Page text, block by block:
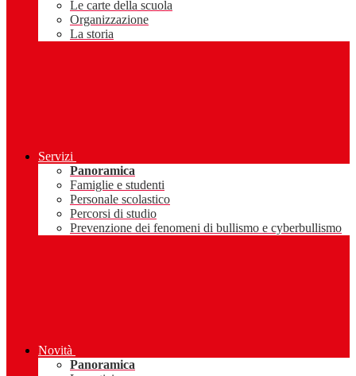
Le carte della scuola
Organizzazione
La storia
Servizi
Panoramica
Famiglie e studenti
Personale scolastico
Percorsi di studio
Prevenzione dei fenomeni di bullismo e cyberbullismo
Novità
Panoramica